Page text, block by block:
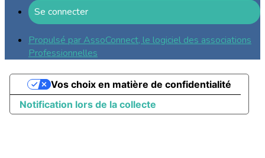
Se connecter
Propulsé par AssoConnect, le logiciel des associations
Professionnelles
Notification lors de la collecte
Vos choix en matière de confidentialité